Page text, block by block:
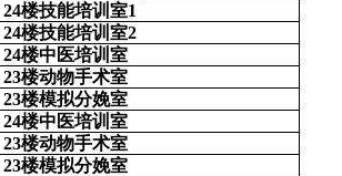
24楼技能培训室1
24楼技能培训室2
24楼中医培训室
23楼动物手术室
23楼模拟分娩室
24楼中医培训室
23楼动物手术室
23楼模拟分娩室